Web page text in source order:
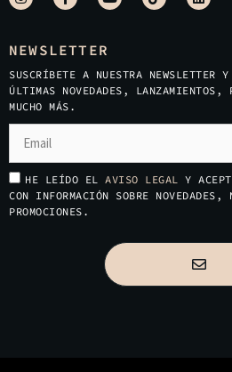
NEWSLETTER
SUSCRÍBETE A NUESTRA NEWSLETTER
ÚLTIMAS NOVEDADES, LANZAMIENTOS,
MUCHO MÁS.
HE LEÍDO EL AVISO LEGAL Y
CON INFORMACIÓN SOBRE NOVEDADES,
PROMOCIONES.